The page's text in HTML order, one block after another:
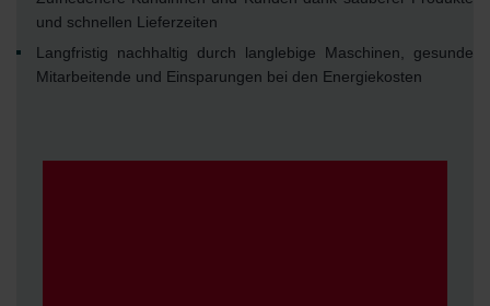
und schnellen Lieferzeiten
Langfristig nachhaltig durch langlebige Maschinen, gesunde
Mitarbeitende und Einsparungen bei den Energiekosten